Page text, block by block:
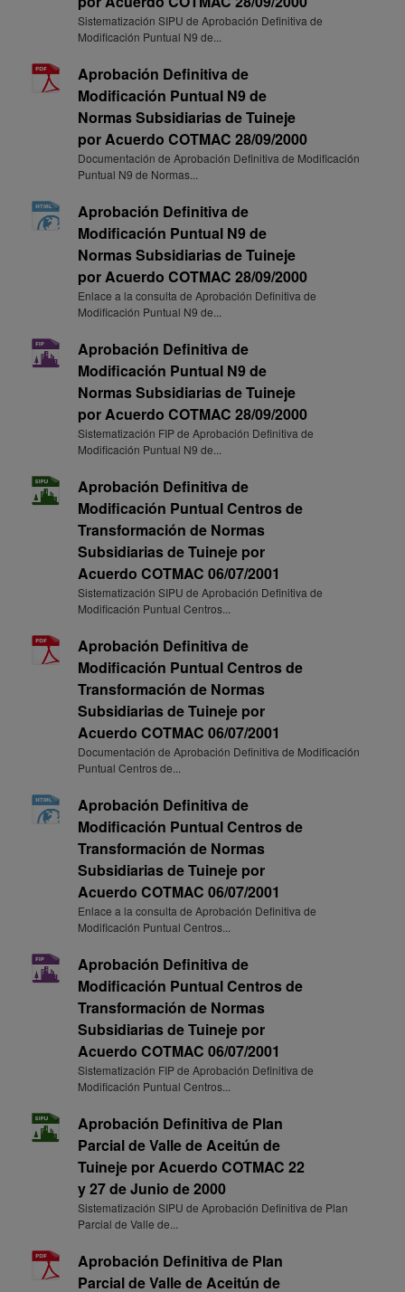
Sistematización SIPU de Aprobación Definitiva de
Modificación Puntual N9 de...
Aprobación Definitiva de
Modificación Puntual N9 de
Normas Subsidiarias de Tuineje
por Acuerdo COTMAC 28/09/2000
Documentación de Aprobación Definitiva de Modificación
Puntual N9 de Normas...
Aprobación Definitiva de
Modificación Puntual N9 de
Normas Subsidiarias de Tuineje
por Acuerdo COTMAC 28/09/2000
Enlace a la consulta de Aprobación Definitiva de
Modificación Puntual N9 de...
Aprobación Definitiva de
Modificación Puntual N9 de
Normas Subsidiarias de Tuineje
por Acuerdo COTMAC 28/09/2000
Sistematización FIP de Aprobación Definitiva de
Modificación Puntual N9 de...
Aprobación Definitiva de
Modificación Puntual Centros de
Transformación de Normas
Subsidiarias de Tuineje por
Acuerdo COTMAC 06/07/2001
Sistematización SIPU de Aprobación Definitiva de
Modificación Puntual Centros...
Aprobación Definitiva de
Modificación Puntual Centros de
Transformación de Normas
Subsidiarias de Tuineje por
Acuerdo COTMAC 06/07/2001
Documentación de Aprobación Definitiva de Modificación
Puntual Centros de...
Aprobación Definitiva de
Modificación Puntual Centros de
Transformación de Normas
Subsidiarias de Tuineje por
Acuerdo COTMAC 06/07/2001
Enlace a la consulta de Aprobación Definitiva de
Modificación Puntual Centros...
Aprobación Definitiva de
Modificación Puntual Centros de
Transformación de Normas
Subsidiarias de Tuineje por
Acuerdo COTMAC 06/07/2001
Sistematización FIP de Aprobación Definitiva de
Modificación Puntual Centros...
Aprobación Definitiva de Plan
Parcial de Valle de Aceitún de
Tuineje por Acuerdo COTMAC 22
y 27 de Junio de 2000
Sistematización SIPU de Aprobación Definitiva de Plan
Parcial de Valle de...
Aprobación Definitiva de Plan
Parcial de Valle de Aceitún de